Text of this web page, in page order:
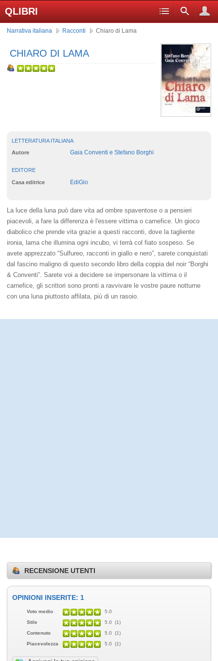
QLIBRI
Narrativa italiana Racconti Chiaro di Lama
CHIARO DI LAMA
LETTERATURA ITALIANA
Autore Gaia Conventi e Stefano Borghi
EDITORE
Casa editrice EdiGio
La luce della luna può dare vita ad ombre spaventose o a pensieri
piacevoli, a fare la differenza è l'essere vittima o carnefice. Un gioco
diabolico che prende vita grazie a questi racconti, dove la tagliente
ironia, lama che illumina ogni incubo, vi terrà col fiato sospeso. Se
avete apprezzato “Sulfureo, racconti in giallo e nero”, sarete conquistati
dal fascino maligno di questo secondo libro della coppia del noir “Borghi
& Conventi”. Sarete voi a decidere se impersonare la vittima o il
carnefice, gli scrittori sono pronti a ravvivare le vostre paure notturne
con una luna piuttosto affilata, più di un rasoio.
RECENSIONE UTENTI
OPINIONI INSERITE: 1
Voto medio
5.0
Stile
5.0 (1)
Contenuto
5.0 (1)
Piacevolezza
5.0 (1)